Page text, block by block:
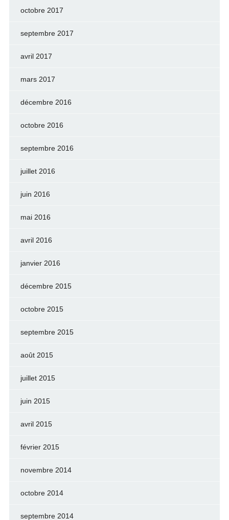
octobre 2017
septembre 2017
avril 2017
mars 2017
décembre 2016
octobre 2016
septembre 2016
juillet 2016
juin 2016
mai 2016
avril 2016
janvier 2016
décembre 2015
octobre 2015
septembre 2015
août 2015
juillet 2015
juin 2015
avril 2015
février 2015
novembre 2014
octobre 2014
septembre 2014